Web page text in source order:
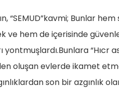
Bunlar hem
ve hem de içerisinde
“Hıcr
oluşan evlerde ikamet
son bir azgınlık